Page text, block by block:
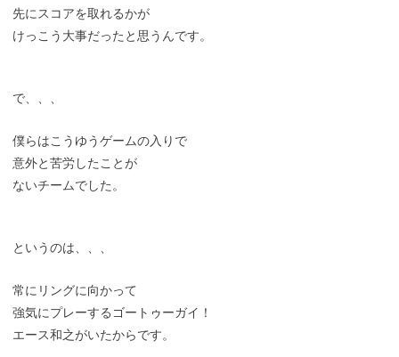
先にスコアを取れるかが
けっこう大事だったと思うんです。
で、、、
僕らはこうゆうゲームの入りで
意外と苦労したことが
ないチームでした。
というのは、、、
常にリングに向かって
強気にプレーするゴートゥーガイ！
エース和之がいたからです。